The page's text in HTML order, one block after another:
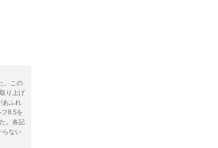
。この
り上げ
あふれ
8.5を
。各記
らない